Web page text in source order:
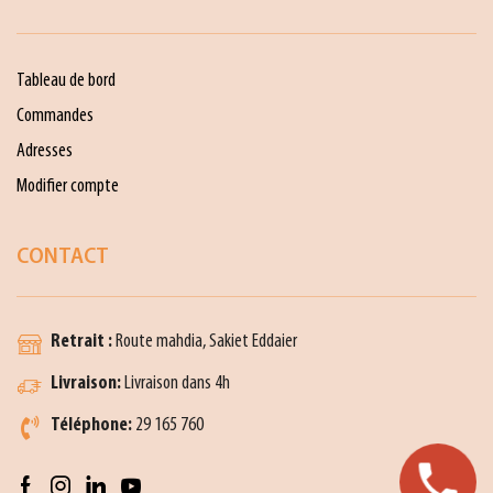
Tableau de bord
Commandes
Adresses
Modifier compte
CONTACT
Retrait :Route mahdia, Sakiet Eddaier
Livraison:Livraison dans 4h
Téléphone: 29 165 760